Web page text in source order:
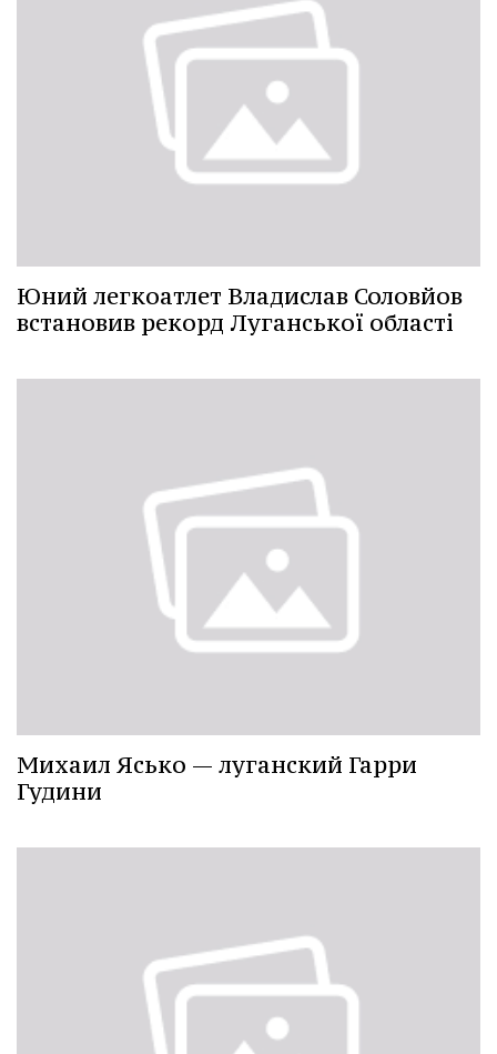
Юний легкоатлет Владислав Соловйов
встановив рекорд Луганської області
Михаил Ясько — луганский Гарри
Гудини